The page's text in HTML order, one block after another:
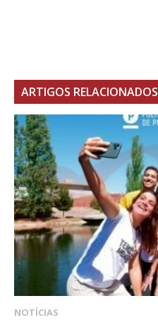
ARTIGOS RELACIONADOS
NOTÍCIAS